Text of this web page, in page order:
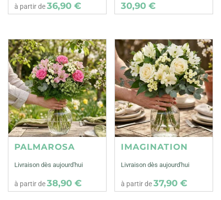
à partir de36,90 € 30,90 €
PALMAROSA
Livraison dès aujourd'hui
à partir de38,90 €
IMAGINATION
Livraison dès aujourd'hui
à partir de37,90 €